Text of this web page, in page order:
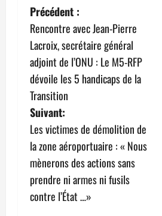
N
a
v
i
g
a
t
i
Précédent :
Rencontre avec Jean-Pierre
Lacroix, secrétaire général
adjoint de l’ONU : Le M5-RFP
dévoile les 5 handicaps de la
Transition
Suivant:
Les victimes de démolition de
la zone aéroportuaire : « Nous
mènerons des actions sans
prendre ni armes ni fusils
contre l’État …»